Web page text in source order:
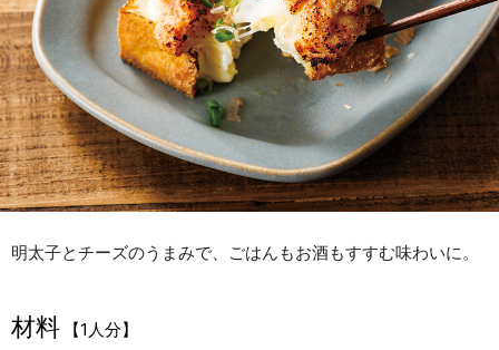
明太子とチーズのうまみで、ごはんもお酒もすすむ味わいに。
材料
【1人分】